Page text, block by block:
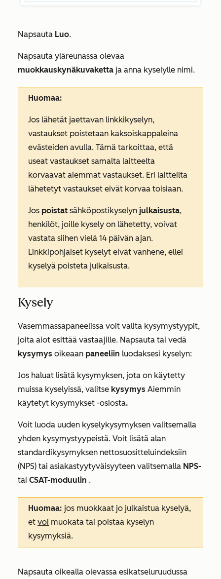
Napsauta Luo.
Napsauta yläreunassa olevaa
muokkauskynäkuvaketta ja anna kyselylle nimi.
Huomaa:
Jos lähetät jaettavan linkkikyselyn,
vastaukset poistetaan kaksoiskappaleina
evästeiden avulla. Tämä tarkoittaa, että
useat vastaukset samalta laitteelta
korvaavat aiemmat vastaukset. Eri laitteilta
lähetetyt vastaukset eivät korvaa toisiaan.
Jos poistat sähköpostikyselyn julkaisusta,
henkilöt, joille kysely on lähetetty, voivat
vastata siihen vielä 14 päivän ajan.
Linkkipohjaiset kyselyt eivät vanhene, ellei
kyselyä poisteta julkaisusta.
Kysely
Vasemmassapaneelissa voit valita kysymystyypit,
joita aiot esittää vastaajille. Napsauta tai vedä
kysymys oikeaan paneeliin luodaksesi kyselyn:
Jos haluat lisätä kysymyksen, jota on käytetty
muissa kyselyissä, valitse kysymys Aiemmin
käytetyt kysymykset -osiosta.
Voit luoda uuden kyselykysymyksen valitsemalla
yhden kysymystyypeistä. Voit lisätä alan
standardikysymyksen nettosuositteluindeksiin
(NPS) tai asiakastyytyväisyyteen valitsemalla NPS-
tai CSAT-moduulin .
Huomaa: jos muokkaat jo julkaistua kyselyä,
et voi muokata tai poistaa kyselyn
kysymyksiä.
Napsauta oikealla olevassa esikatseluruudussa